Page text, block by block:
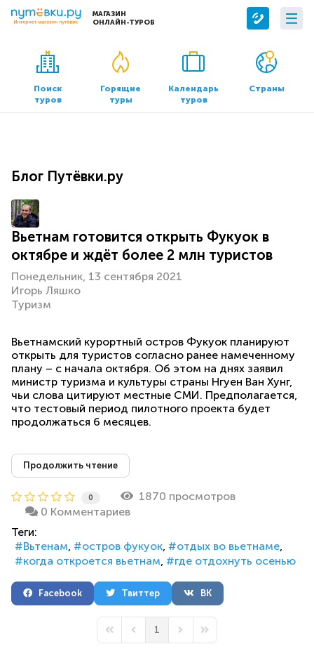
МАГАЗИН
ОНЛАЙН-ТУРОВ
Сервисы
Бронирование отелей
Трансфер
О компании
О нас
Контакты
Офисы продаж
Поиск
туров
Горящие
туры
Календарь
туров
Страны
Блог Путёвки.ру
Вьетнам готовится открыть Фукуок в
октябре и ждёт более 2 млн туристов
Понедельник, 13 сентября 2021
Игорь Ляшко
Туризм
Вьетнамский курортный остров Фукуок планируют
открыть для туристов согласно ранее намеченному
плану – с начала октября. Об этом на днях заявил
министр туризма и культуры страны Нгуен Ван Хунг,
чьи слова цитируют местные СМИ. Предполагается,
что тестовый период пилотного проекта будет
продолжаться 6 месяцев.
Продолжить чтение
0
1870 просмотров
0 Комментариев
Теги:
Вьтенам
остров фукуок
отдых во вьетнаме
когда откроется вьетнам
где отдохнуть осенью
Facebook Твиттер ВК
First PagePrevious Page
1 Next PageLast Page